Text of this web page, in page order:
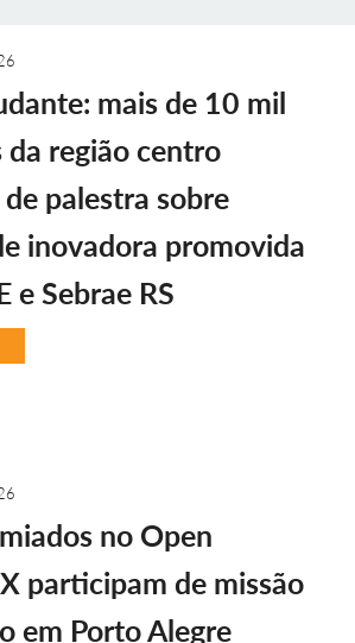
mais de 10 mil
da região centro
palestra sobre
inovadora promovida
e Sebrae RS
no Open
participam de missão
em Porto Alegre